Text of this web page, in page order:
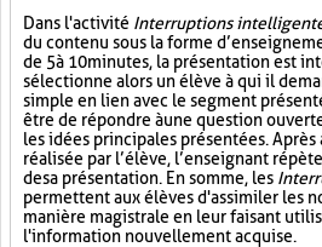
Dans l'activité Interruptions
du contenu sous la forme
de 5 à 10 minutes, la présentation est
sélectionne alors un élève à qui il
simple en lien avec le segment
être de répondre à une question
les idées principales présentées.
réalisée par l’élève, l’enseignant
de sa présentation. En somme, les
permettent aux élèves d'assimiler les
manière magistrale en leur faisant
l'information nouvellement acquise.